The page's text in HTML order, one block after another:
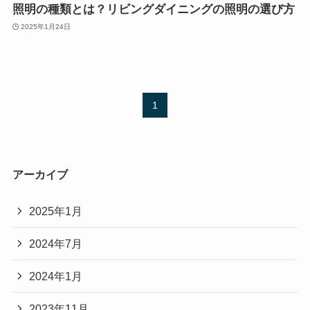
照明の種類とは？リビングダイニングの照明の選び方
2025年1月24日
1
アーカイブ
2025年1月
2024年7月
2024年1月